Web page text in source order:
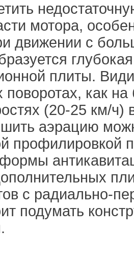
мотора,
движении с
плиты.
поворотах, как
(20-25 км/ч)
аэрацию
профилировкой
с радиально-
подумать